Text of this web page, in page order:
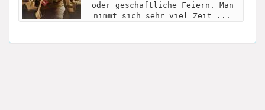
oder geschäftliche Feiern. Man
nimmt sich sehr viel Zeit ...